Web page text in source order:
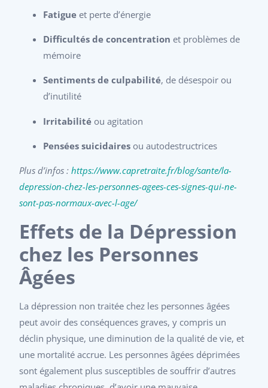
Fatigue et perte d’énergie
Difficultés de concentration et problèmes de
mémoire
Sentiments de culpabilité, de désespoir ou
d’inutilité
Irritabilité ou agitation
Pensées suicidaires ou autodestructrices
Plus d’infos :https://www.capretraite.fr/blog/sante/la-
depression-chez-les-personnes-agees-ces-signes-qui-ne-
sont-pas-normaux-avec-l-age/
Effets de la Dépression
chez les Personnes
Âgées
La dépression non traitée chez les personnes âgées
peut avoir des conséquences graves, y compris un
déclin physique, une diminution de la qualité de vie, et
une mortalité accrue. Les personnes âgées déprimées
sont également plus susceptibles de souffrir d’autres